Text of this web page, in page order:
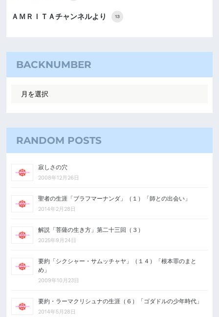
ＡＭＲＩＴＡチャンネルより 13
BACKNUMBER
RANDOM POSTS
寂しさの穴
2008年12月26日
聖者の生涯「ブラフマーナンダ」（１）「師との出会い」
2014年2月28日
解説「菩薩の生き方」第二十三回（３）
2025年9月24日
要約「シクシャー・サムッチャヤ」（１４）「根本罪のまと
め」
2009年10月23日
要約・ラーマクリシュナの生涯（６）「ゴダドルの少年時代」
2014年5月28日